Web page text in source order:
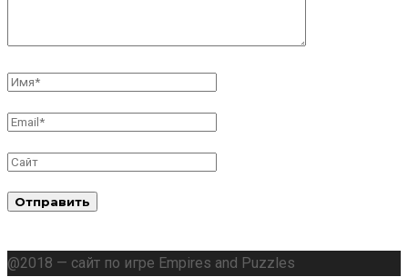
@2018 — сайт по игре Empires and Puzzles